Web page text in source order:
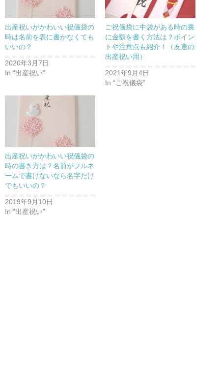
出産祝いがかわいい祝儀袋の
時は名前を表に書かなくても
いいの？
2020年3月7日
In “出産祝い”
ご祝儀袋に中袋がある時の裏
に金額を書く方法は？ポイン
トや注意点も紹介！（友達の
出産祝い用）
2021年9月4日
In “ご祝儀袋”
出産祝いがかわいい祝儀袋の
時の書き方は？名前がフルネ
ームで書けないなら名字だけ
でもいいの？
2019年9月10日
In “出産祝い”